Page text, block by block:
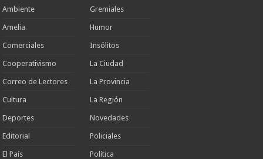
Ambiente
Amelia
Comerciales
Cooperativismo
Correo de Lectores
Cultura
Deportes
Editorial
El País
Gremiales
Humor
Insólitos
La Ciudad
La Provincia
La Región
Novedades
Policiales
Política